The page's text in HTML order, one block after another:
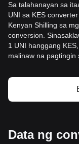
Sa talahanayan sa
UNI sa KES
Kenyan Shilling sa
conversion.
1 UNI hanggang
malinaw na pagtingin
Data ng